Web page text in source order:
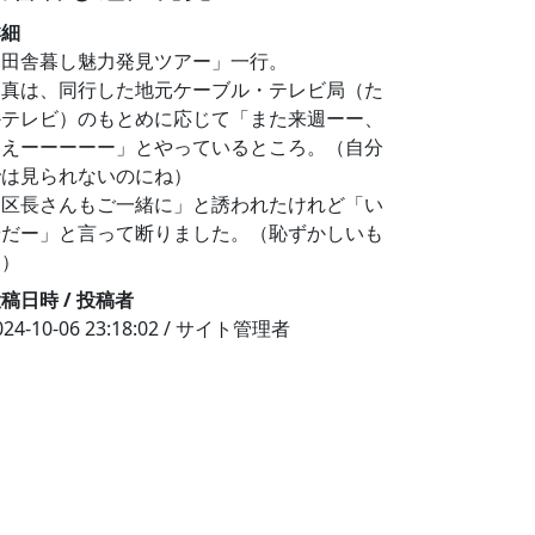
舎暮し魅力発見ツアー」一行。
は、同行した地元ケーブル・テレビ局（た
レビ）のもとめに応じて「また来週ーー、
ーーーーー」とやっているところ。（自分
見られないのにね）
長さんもご一緒に」と誘われたけれど「い
ー」と言って断りました。（恥ずかしいも
日時 / 投稿者
10-06 23:18:02 / サイト管理者